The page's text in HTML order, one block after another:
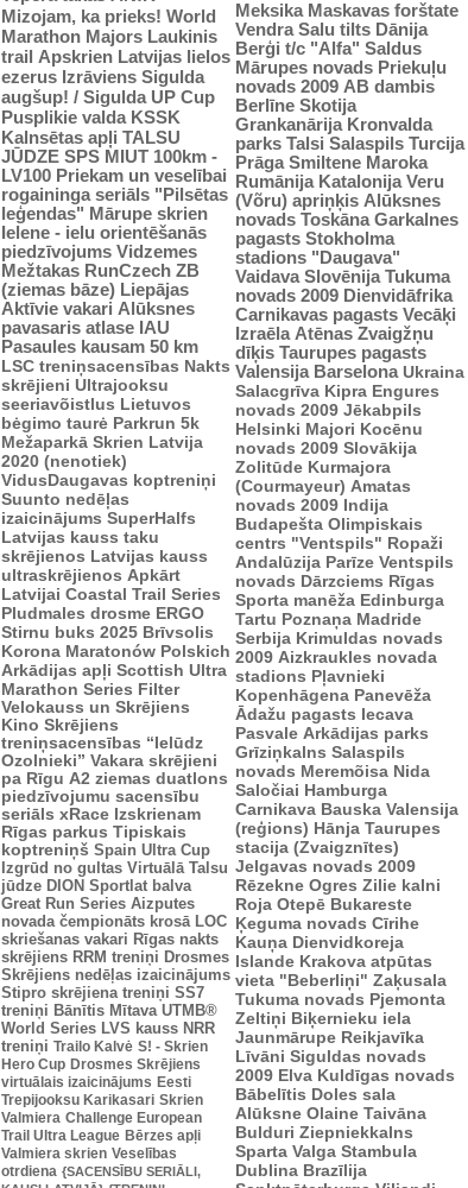
Mizojam, ka prieks! World
Marathon Majors Laukinis
trail Apskrien Latvijas lielos
ezerus Izrāviens Sigulda
augšup! / Sigulda UP Cup
Pusplikie valda KSSK
Kalnsētas apļi TALSU
JŪDZE SPS MIUT 100km -
LV100 Priekam un veselībai
rogaininga seriāls "Pilsētas
leģendas" Mārupe skrien
Ielene - ielu orientēšanās
piedzīvojums Vidzemes
Mežtakas RunCzech ZB
(ziemas bāze) Liepājas
Aktīvie vakari Alūksnes
pavasaris atlase IAU
Pasaules kausam 50 km
LSC treniņsacensības Nakts
skrējieni Ultrajooksu
seeriavõistlus Lietuvos
bėgimo taurė Parkrun 5k
Mežaparkā Skrien Latvija
2020 (nenotiek)
VidusDaugavas koptreniņi
Suunto nedēļas
izaicinājums SuperHalfs
Latvijas kauss taku
skrējienos Latvijas kauss
ultraskrējienos Apkārt
Latvijai Coastal Trail Series
Pludmales drosme ERGO
Stirnu buks 2025 Brīvsolis
Korona Maratonów Polskich
Arkādijas apļi Scottish Ultra
Marathon Series Filter
Velokauss un Skrējiens
Kino Skrējiens
treniņsacensības “Ielūdz
Ozolnieki” Vakara skrējieni
pa Rīgu A2 ziemas duatlons
piedzīvojumu sacensību
seriāls xRace Izskrienam
Rīgas parkus Tipiskais
koptreniņš Spain Ultra Cup
Izgrūd no gultas Virtuālā Talsu
jūdze DION Sportlat balva
Great Run Series Aizputes
novada čempionāts krosā LOC
skriešanas vakari Rīgas nakts
skrējiens RRM treniņi Drosmes
Skrējiens nedēļas izaicinājums
Stipro skrējiena treniņi SS7
treniņi Bānītis Mītava UTMB®
World Series LVS kauss NRR
treniņi Trailo Kalvė S! - Skrien
Hero Cup Drosmes Skrējiens
virtuālais izaicinājums Eesti
Trepijooksu Karikasari Skrien
Valmiera Challenge European
Trail Ultra League Bērzes apļi
Valmiera skrien Veselības
otrdiena {SACENSĪBU SERIĀLI,
Meksika Maskavas forštate
Vendra Salu tilts Dānija
Berģi t/c "Alfa" Saldus
Mārupes novads Priekuļu
novads 2009 AB dambis
Berlīne Skotija
Grankanārija Kronvalda
parks Talsi Salaspils Turcija
Prāga Smiltene Maroka
Rumānija Katalonija Veru
(Võru) apriņķis Alūksnes
novads Toskāna Garkalnes
pagasts Stokholma
stadions "Daugava"
Vaidava Slovēnija Tukuma
novads 2009 Dienvidāfrika
Carnikavas pagasts Vecāķi
Izraēla Atēnas Zvaigžņu
dīķis Taurupes pagasts
Valensija Barselona Ukraina
Salacgrīva Kipra Engures
novads 2009 Jēkabpils
Helsinki Majori Kocēnu
novads 2009 Slovākija
Zolitūde Kurmajora
(Courmayeur) Amatas
novads 2009 Indija
Budapešta Olimpiskais
centrs "Ventspils" Ropaži
Andalūzija Parīze Ventspils
novads Dārzciems Rīgas
Sporta manēža Edinburga
Tartu Poznaņa Madride
Serbija Krimuldas novads
2009 Aizkraukles novada
stadions Pļavnieki
Kopenhāgena Panevēža
Ādažu pagasts Iecava
Pasvale Arkādijas parks
Grīziņkalns Salaspils
novads Meremõisa Nida
Saločiai Hamburga
Carnikava Bauska Valensija
(reģions) Hānja Taurupes
stacija (Zvaigznītes)
Jelgavas novads 2009
Rēzekne Ogres Zilie kalni
Roja Otepē Bukareste
Ķeguma novads Cīrihe
Kauņa Dienvidkoreja
Islande Krakova atpūtas
vieta "Beberliņi" Zaķusala
Tukuma novads Pjemonta
Zeltiņi Biķernieku iela
Jaunmārupe Reikjavīka
Līvāni Siguldas novads
2009 Elva Kuldīgas novads
Bābelītis Doles sala
Alūksne Olaine Taivāna
Bulduri Ziepniekkalns
Sparta Valga Stambula
Dublina Brazīlija